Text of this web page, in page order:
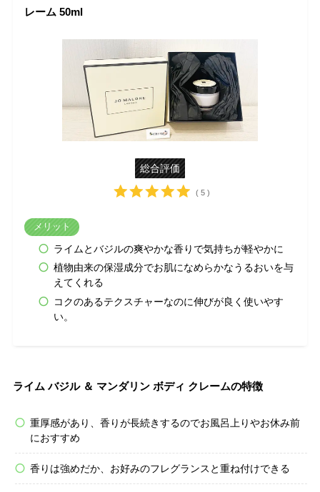
レーム 50ml
総合評価
( 5 )
メリット
ライムとバジルの爽やかな香りで気持ちが軽やかに
植物由来の保湿成分でお肌になめらかなうるおいを与
えてくれる
コクのあるテクスチャーなのに伸びが良く使いやす
い。
ライム バジル ＆ マンダリン ボディ クレームの特徴
重厚感があり、香りが長続きするのでお風呂上りやお休み前
におすすめ
香りは強めだか、お好みのフレグランスと重ね付けできる